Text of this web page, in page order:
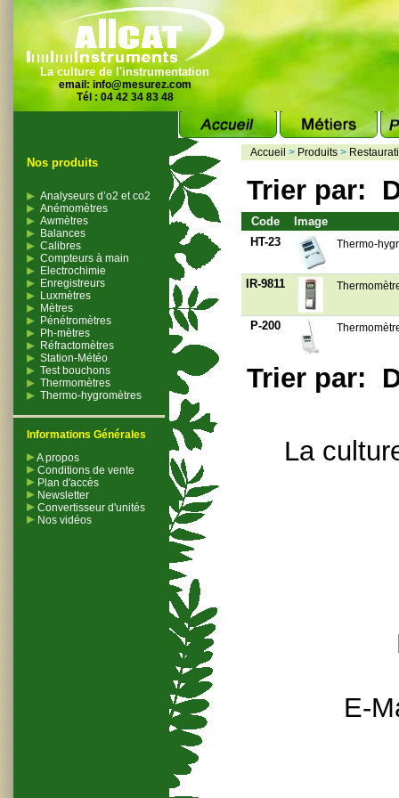
La culture de l'instrumentation
email: info@mesurez.com
Tél : 04 42 34 83 48
Nos produits
Analyseurs d’o2 et co2
Anémomètres
Awmètres
Balances
Calibres
Compteurs à main
Electrochimie
Enregistreurs
Luxmètres
Mètres
Pénétromètres
Ph-mètres
Réfractomètres
Station-Météo
Test bouchons
Thermomètres
Thermo-hygromètres
Informations Générales
A propos
Conditions de vente
Plan d'accès
Newsletter
Convertisseur d'unités
Nos vidéos
Accueil > Produits >
Trier par:
Code
Image
HT-23
Thermo-
IR-9811
P-200
Trier par:
La
E-